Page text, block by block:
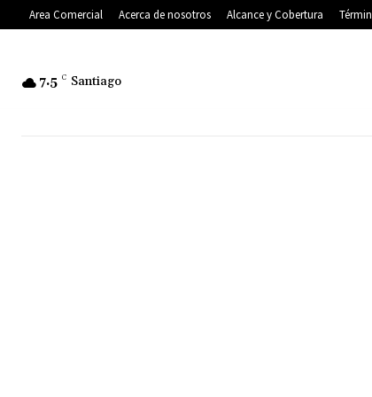
Area Comercial Acerca de nosotros Alcance y Cobertura
7.5 C Santiago